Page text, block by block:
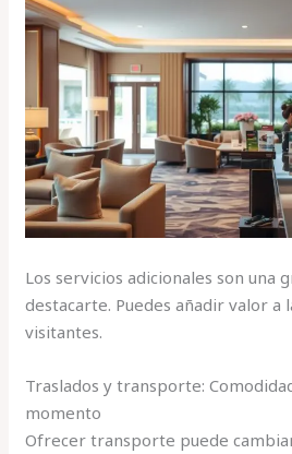
Los servicios adicionales son una
destacarte. Puedes añadir valor a
visitantes.
Traslados y transporte:
momento
Ofrecer transporte puede